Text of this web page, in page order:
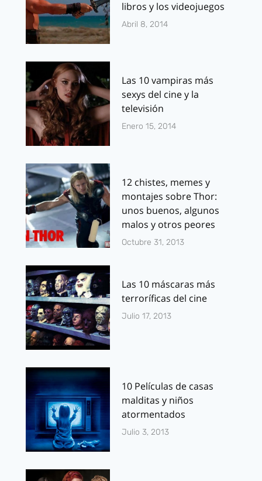
libros y los videojuegos
Abril 8, 2014
Las 10 vampiras más
sexys del cine y la
televisión
Enero 15, 2014
12 chistes, memes y
montajes sobre Thor:
unos buenos, algunos
malos y otros peores
Octubre 31, 2013
Las 10 máscaras más
terroríficas del cine
Julio 17, 2013
10 Películas de casas
malditas y niños
atormentados
Julio 3, 2013